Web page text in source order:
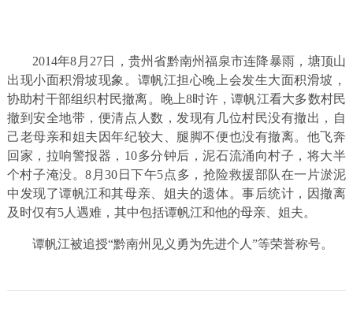
2014年8月27日，贵州省黔南州福泉市连降暴雨，塘顶山
出现小面积滑坡现象。谭帆江担心晚上会发生大面积滑坡，
协助村干部组织村民撤离。晚上8时许，谭帆江看大多数村民
撤到安全地带，便清点人数，发现有几位村民没有撤出，自
己老母亲和姐夫因年纪较大、腿脚不便也没有撤离。他飞奔
回家，拉响警报器，10多分钟后，泥石流涌向村子，将大半
个村子淹没。8月30日下午5点多，抢险救援部队在一片淤泥
中发现了谭帆江和其母亲、姐夫的遗体。事后统计，因撤离
及时仅有5人遇难，其中包括谭帆江和他的母亲、姐夫。
谭帆江被追授“黔南州见义勇为先进个人”等荣誉称号。